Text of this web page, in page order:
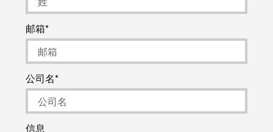
邮箱
公司名
信息